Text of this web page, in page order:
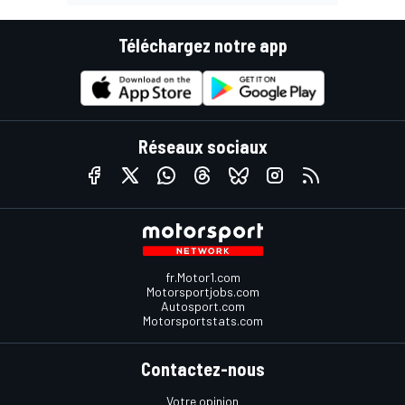
Téléchargez notre app
Réseaux sociaux
fr.Motor1.com
Motorsportjobs.com
Autosport.com
Motorsportstats.com
Contactez-nous
Votre opinion